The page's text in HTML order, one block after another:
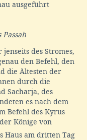
ausgeführt
des Stromes,
den Befehl, den
die Ältesten der
durch die
Sacharja, des
es nach dem
Befehl des Kyrus
der Könige von
Haus am dritten Tag